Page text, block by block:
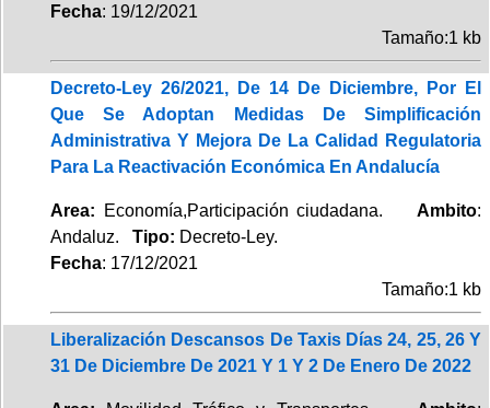
Fecha: 19/12/2021
Tamaño:1 kb
Decreto-Ley 26/2021, De 14 De Diciembre, Por El
Que Se Adoptan Medidas De Simplificación
Administrativa Y Mejora De La Calidad Regulatoria
Para La Reactivación Económica En Andalucía
Area: Economía,Participación ciudadana. Ambito:
Andaluz. Tipo: Decreto-Ley.
Fecha: 17/12/2021
Tamaño:1 kb
Liberalización Descansos De Taxis Días 24, 25, 26 Y
31 De Diciembre De 2021 Y 1 Y 2 De Enero De 2022